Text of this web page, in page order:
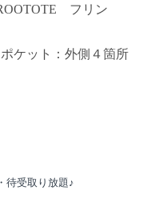
フリン
ケット：外側４箇所
待受取り放題♪